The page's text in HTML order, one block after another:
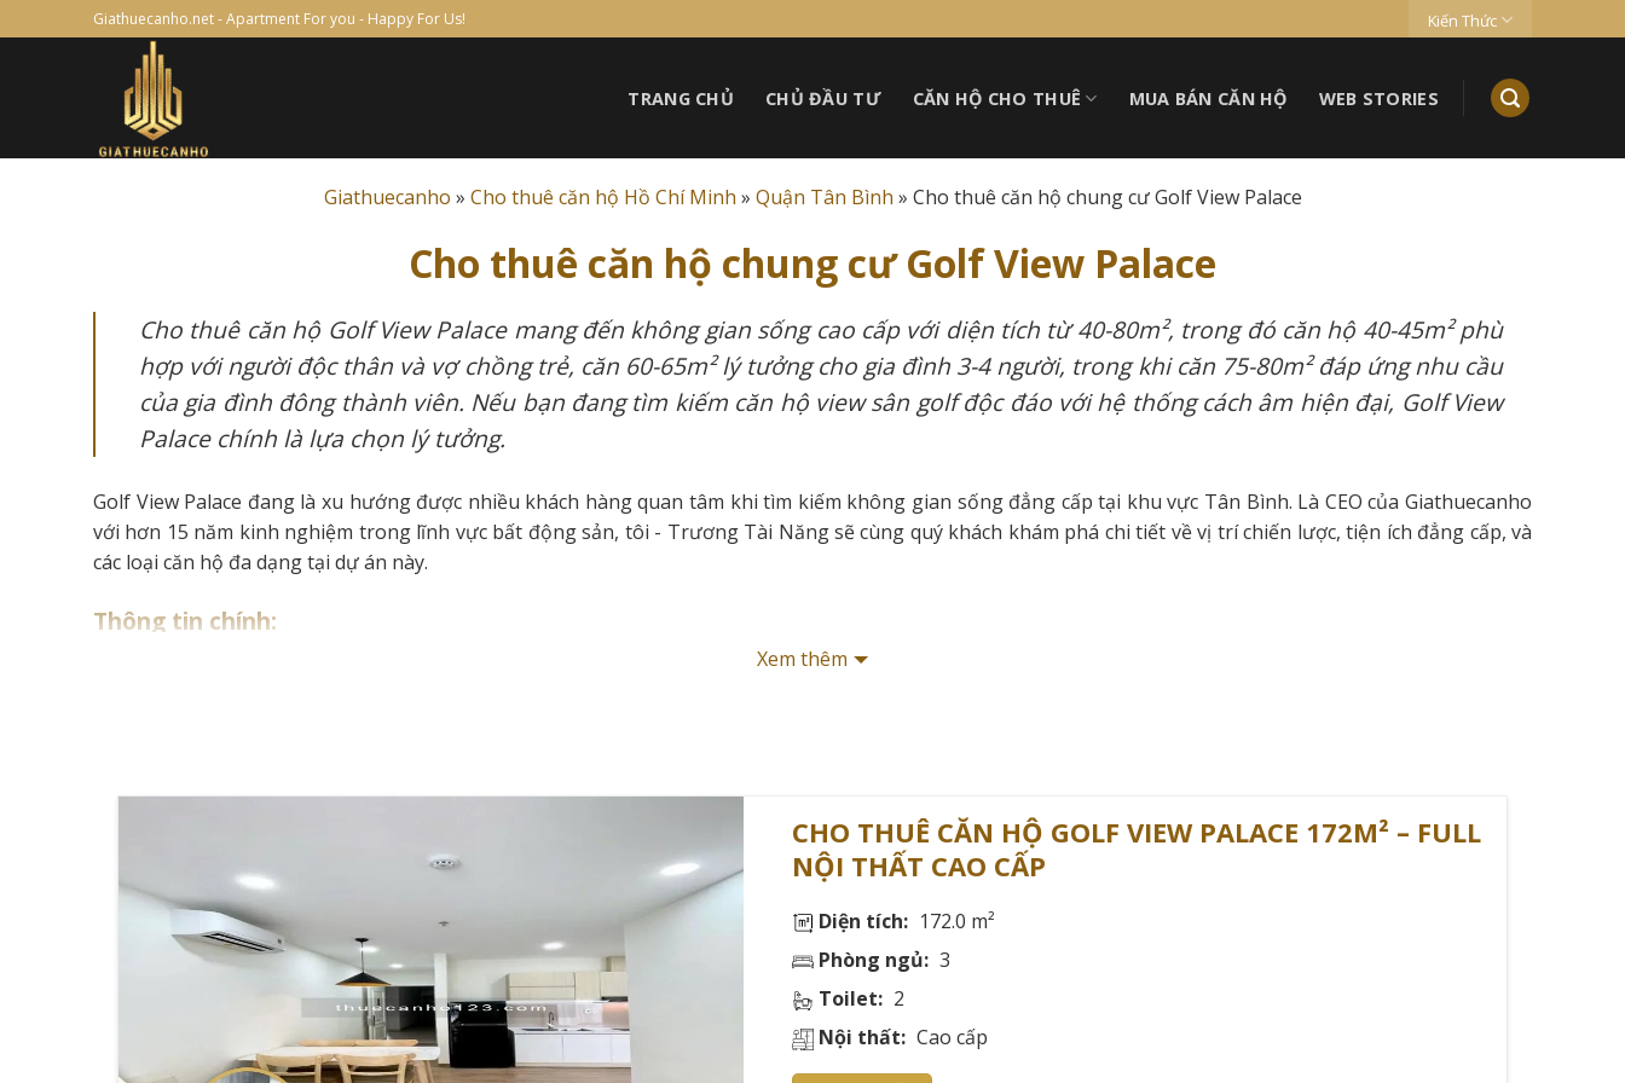
to
Giathuecanho.net - Apartment For you - Happy For Us! Kiến Thức
TRANG CHỦ CHỦ ĐẦU TƯ CĂN HỘ CHO THUÊ MUA BÁN CĂN HỘ WEB STORIES
Giathuecanho » Cho thuê căn hộ Hồ Chí Minh » Quận Tân Bình » Cho thuê căn hộ chung cư Golf View Palace
Cho thuê căn hộ chung cư Golf View Palace
Cho thuê căn hộ Golf View Palace mang đến không gian sống cao cấp với diện tích từ 40-80m², trong đó căn hộ 40-45m² phù
hợp với người độc thân và vợ chồng trẻ, căn 60-65m² lý tưởng cho gia đình 3-4 người, trong khi căn 75-80m² đáp ứng nhu cầu
của gia đình đông thành viên. Nếu bạn đang tìm kiếm căn hộ view sân golf độc đáo với hệ thống cách âm hiện đại, Golf View
Palace chính là lựa chọn lý tưởng.
Golf View Palace đang là xu hướng được nhiều khách hàng quan tâm khi tìm kiếm không gian sống đẳng cấp tại khu vực Tân Bình. Là CEO của Giathuecanho
với hơn 15 năm kinh nghiệm trong lĩnh vực bất động sản, tôi - Trương Tài Năng sẽ cùng quý khách khám phá chi tiết về vị trí chiến lược, tiện ích đẳng cấp, và
các loại căn hộ đa dạng tại dự án này.
Thông tin chính:
Tổng số căn hộ: 470 căn
GIỚI THIỆU TỔNG QUAN VỀ CĂN HỘ CHO THUÊ GOLF VIEW PALACE
Golf View Palace mang đến trải nghiệm sống cao cấp với hệ thống căn hộ cho thuê đa dạng và tiện nghi hiện đại bậc nhất khu vực Tân Bình.
Đa dạng diện tích căn hộ từ 40-80m² phù hợp mọi nhu cầu
Cafeland, dự án cung cấp đa dạng loại căn hộ từ 1-3 phòng ngủ với diện tích linh hoạt từ 40-80m², đáp ứng nhu cầu đa dạng của khách hàng. Căn hộ 1
Xem thêm
CHO THUÊ CĂN HỘ GOLF VIEW PALACE 172M² – FULL
NỘI THẤT CAO CẤP
Diện tích: 172.0 m²
Phòng ngủ: 3
Toilet: 2
Nội thất: Cao cấp